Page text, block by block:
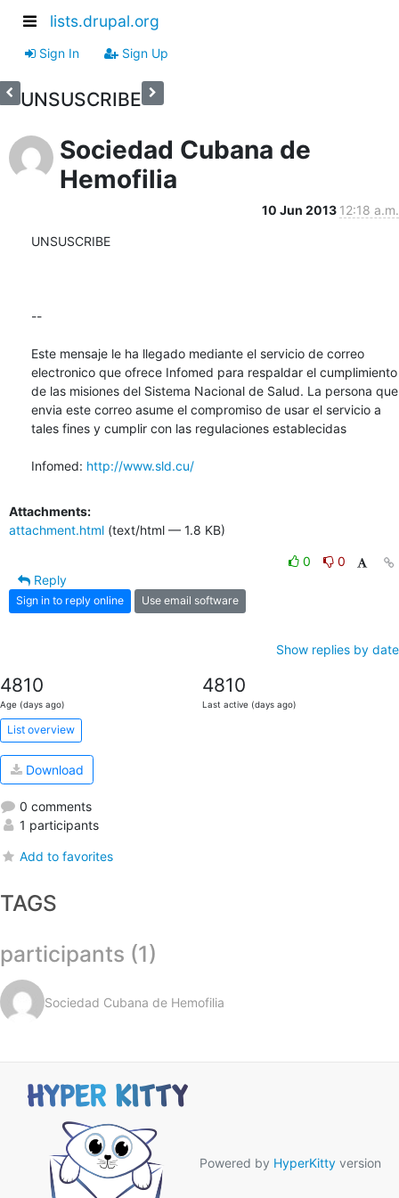
lists.drupal.org
Sign In Sign Up
UNSUSCRIBE
Sociedad Cubana de
Hemofilia
10 Jun 2013 12:18 a.m.
UNSUSCRIBE
--
Este mensaje le ha llegado mediante el servicio de correo
electronico que ofrece Infomed para respaldar el cumplimiento
de las misiones del Sistema Nacional de Salud. La persona que
envia este correo asume el compromiso de usar el servicio a
tales fines y cumplir con las regulaciones establecidas
Infomed: http://www.sld.cu/
Attachments:
attachment.html (text/html — 1.8 KB)
0
0
Reply
Sign in to reply online Use email software
Show replies by date
4810
Age (days ago)
4810
Last active (days ago)
List overview
Download
0 comments
1 participants
Add to favorites
TAGS
participants (1)
Sociedad Cubana de Hemofilia
Powered by HyperKitty version